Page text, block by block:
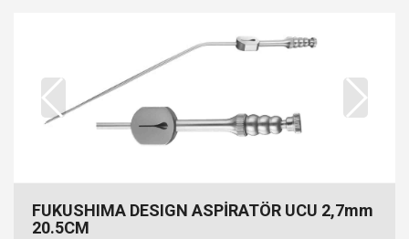
FUKUSHIMA DESIGN ASPİRATÖR UCU 2,7mm
20.5CM